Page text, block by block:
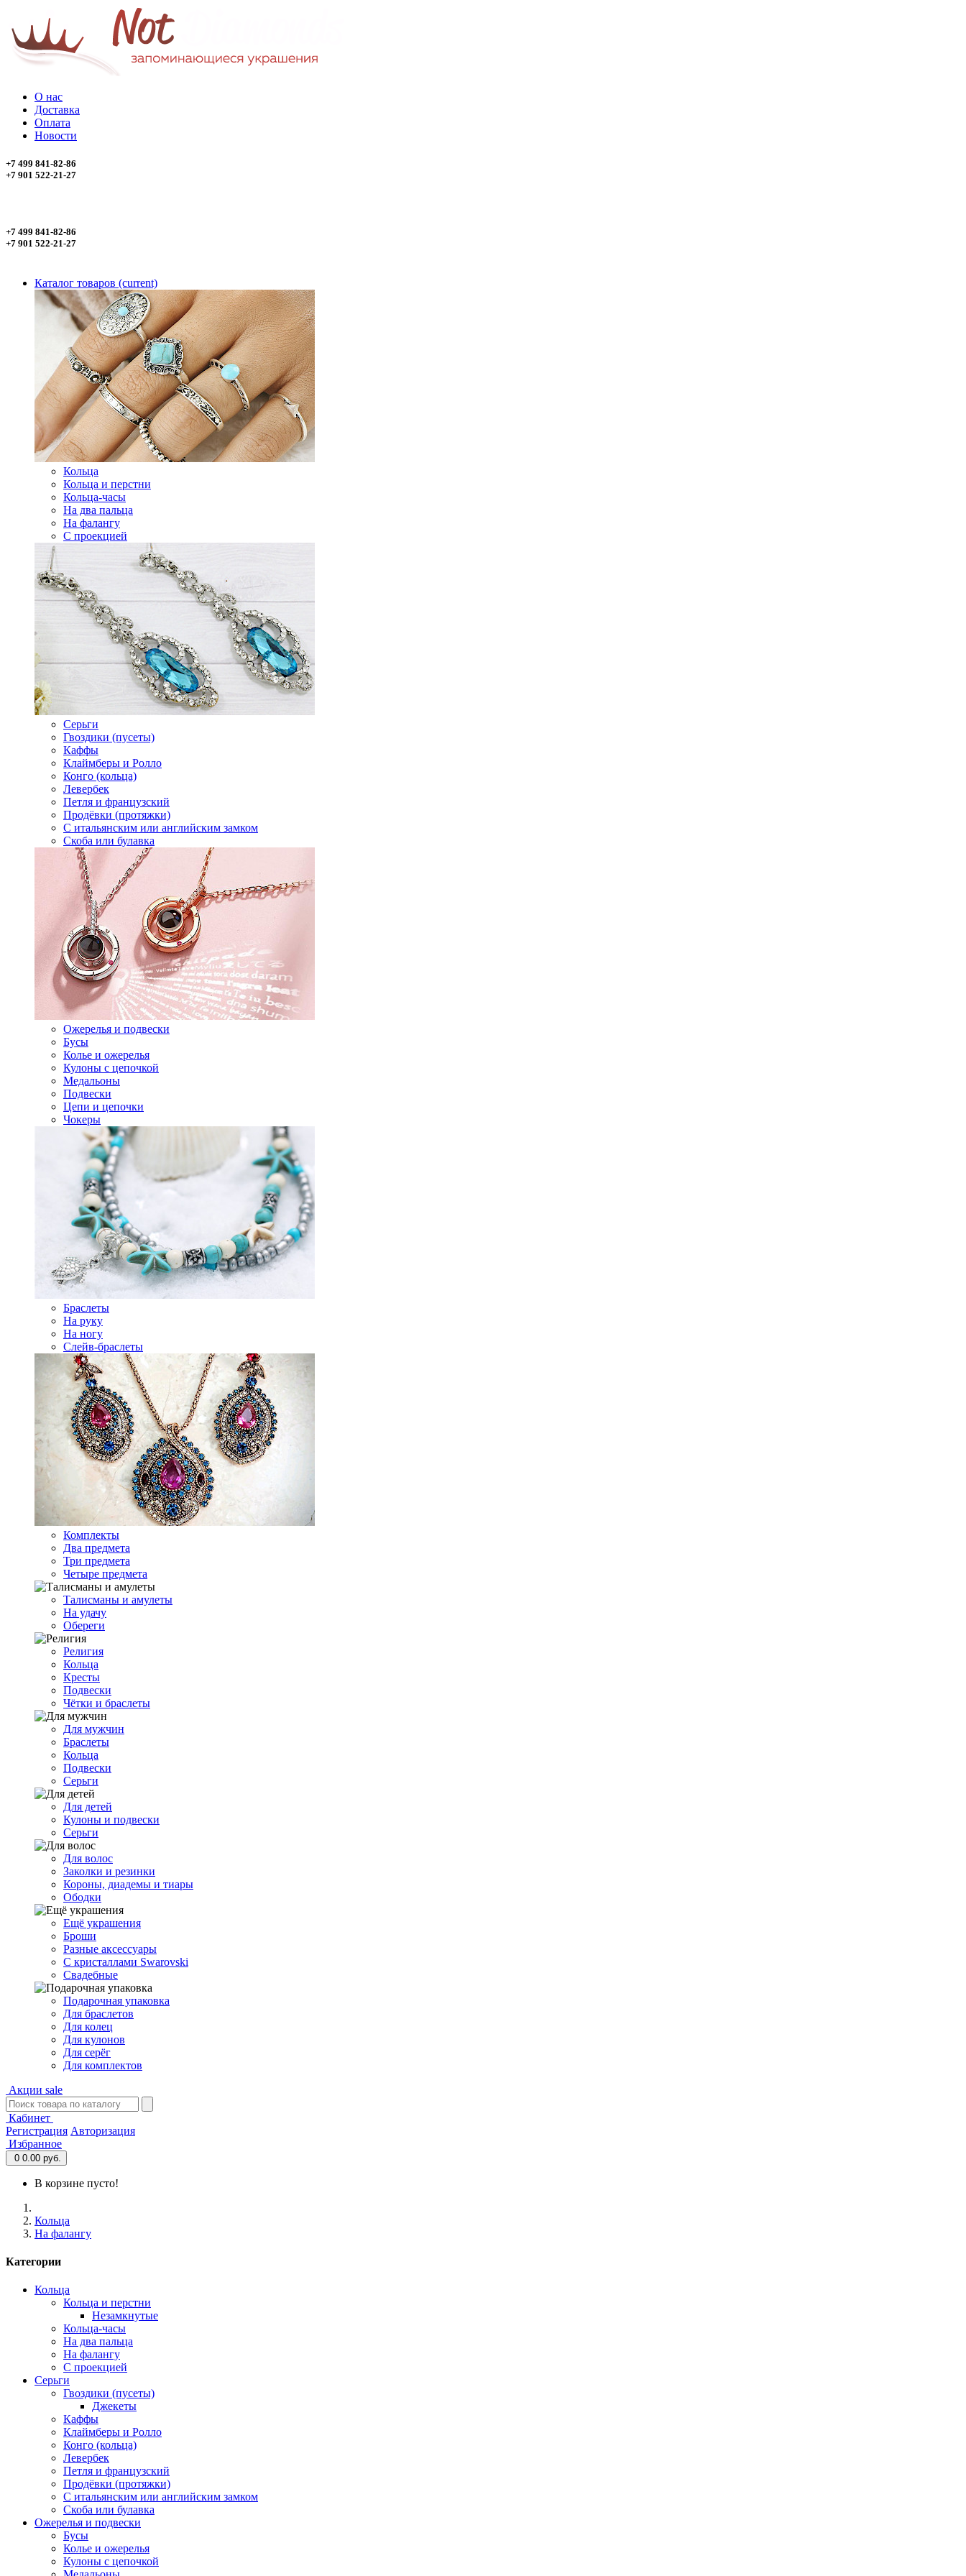
О нас
Доставка
Оплата
Новости
+7 499 841-82-86
+7 901 522-21-27
+7 499 841-82-86
+7 901 522-21-27
Каталог товаров (current)
Кольца
Кольца и перстни
Кольца-часы
На два пальца
На фалангу
С проекцией
Серьги
Гвоздики (пусеты)
Каффы
Клаймберы и Ролло
Конго (кольца)
Левербек
Петля и французский
Продёвки (протяжки)
С итальянским или английским замком
Скоба или булавка
Ожерелья и подвески
Бусы
Колье и ожерелья
Кулоны с цепочкой
Медальоны
Подвески
Цепи и цепочки
Чокеры
Браслеты
На руку
На ногу
Слейв-браслеты
Комплекты
Два предмета
Три предмета
Четыре предмета
Талисманы и амулеты
На удачу
Обереги
Религия
Кольца
Кресты
Подвески
Чётки и браслеты
Для мужчин
Браслеты
Кольца
Подвески
Серьги
Для детей
Кулоны и подвески
Серьги
Для волос
Заколки и резинки
Короны, диадемы и тиары
Ободки
Ещё украшения
Броши
Разные аксессуары
С кристаллами Swarovski
Свадебные
Подарочная упаковка
Для браслетов
Для колец
Для кулонов
Для серёг
Для комплектов
Акции sale
Кабинет
Регистрация Авторизация
Избранное
0 0.00 руб.
В корзине пусто!
Кольца
На фалангу
Категории
Кольца
Кольца и перстни
Незамкнутые
Кольца-часы
На два пальца
На фалангу
С проекцией
Серьги
Гвоздики (пусеты)
Джекеты
Каффы
Клаймберы и Ролло
Конго (кольца)
Левербек
Петля и французский
Продёвки (протяжки)
С итальянским или английским замком
Скоба или булавка
Ожерелья и подвески
Бусы
Колье и ожерелья
Кулоны с цепочкой